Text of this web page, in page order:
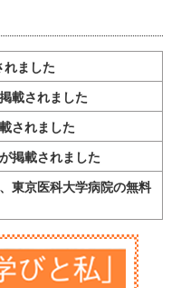
ました
載されました
されました
掲載されました
東京医科大学病院の無料